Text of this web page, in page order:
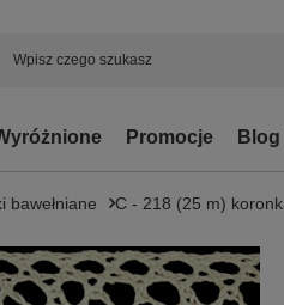
Promocje Blog
bawełniane C - 218 (25 m)